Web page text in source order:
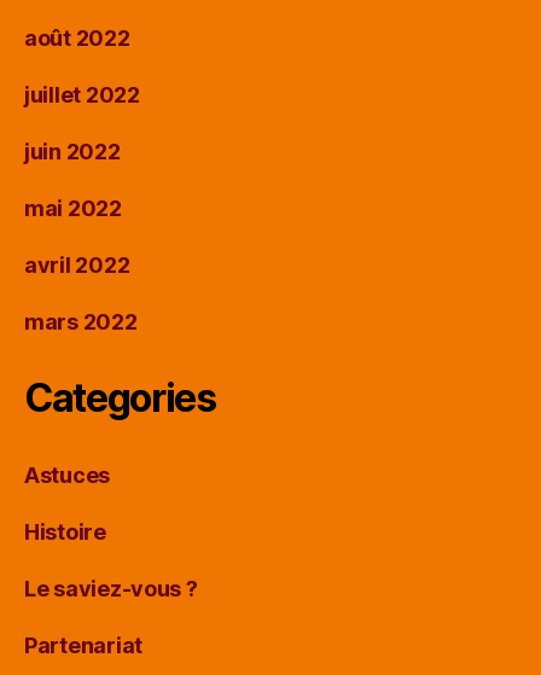
août 2022
juillet 2022
juin 2022
mai 2022
avril 2022
mars 2022
Categories
Astuces
Histoire
Le saviez-vous ?
Partenariat